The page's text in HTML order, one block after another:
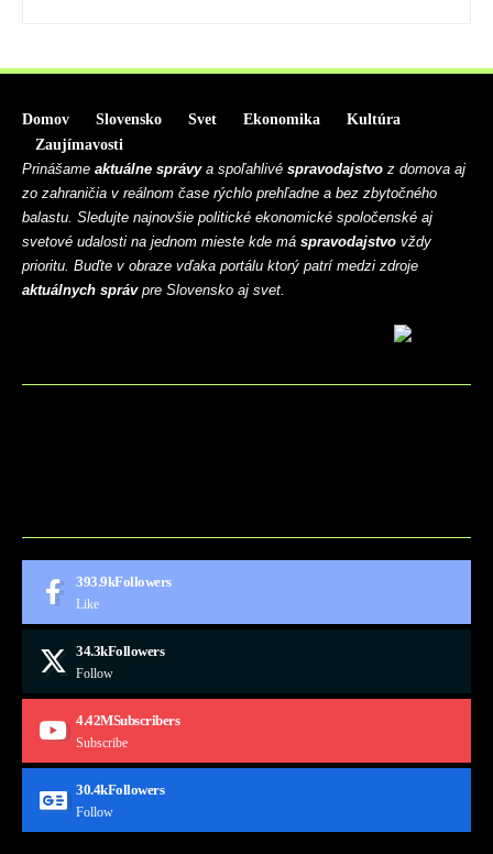
Domov Slovensko Svet Ekonomika
Kultúra
Zaujímavosti
Prinášame aktuálne správya spoľahlivé spravodajstvo z domova aj
zo zahraničia v reálnom čase rýchlo prehľadne a bez zbytočného
balastu. Sledujte najnovšie politické ekonomické spoločenské aj
svetové udalosti na jednom mieste kde má spravodajstvo vždy
prioritu. Buďte v obraze vďaka portálu ktorý patrí medzi zdroje
aktuálnych správpre Slovensko aj svet.
393.9kFollowers
Like
34.3kFollowers
Follow
4.42MSubscribers
Subscribe
30.4kFollowers
Follow